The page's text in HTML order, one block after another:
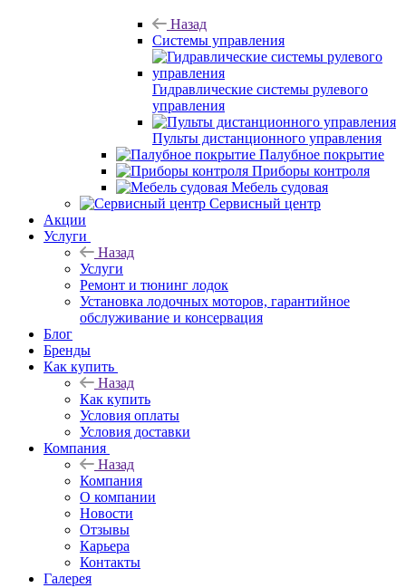
Назад
Системы управления
Гидравлические системы рулевого
управления
Пульты дистанционного управления
Палубное покрытие
Приборы контроля
Мебель судовая
Сервисный центр
Акции
Услуги
Назад
Услуги
Ремонт и тюнинг лодок
Установка лодочных моторов, гарантийное
обслуживание и консервация
Блог
Бренды
Как купить
Назад
Как купить
Условия оплаты
Условия доставки
Компания
Назад
Компания
О компании
Новости
Отзывы
Карьера
Контакты
Галерея